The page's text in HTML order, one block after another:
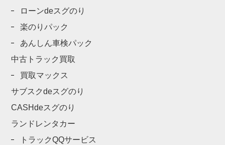
ローンdeスグのり
楽のりパック
あんしん車検パック
中古トラック買取
買取マックス
サブスクdeスグのり
CASHdeスグのり
ランドレンタカー
トラックQQサービス